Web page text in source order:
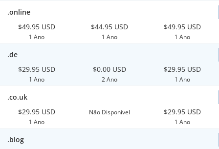
.online
$49.95 USD
1 Ano
$44.95 USD
1 Ano
$49.95 USD
1 Ano
.de
$29.95 USD
1 Ano
$0.00 USD
2 Ano
$29.95 USD
1 Ano
.co.uk
$29.95 USD
1 Ano
Não Disponível $29.95 USD
1 Ano
.blog